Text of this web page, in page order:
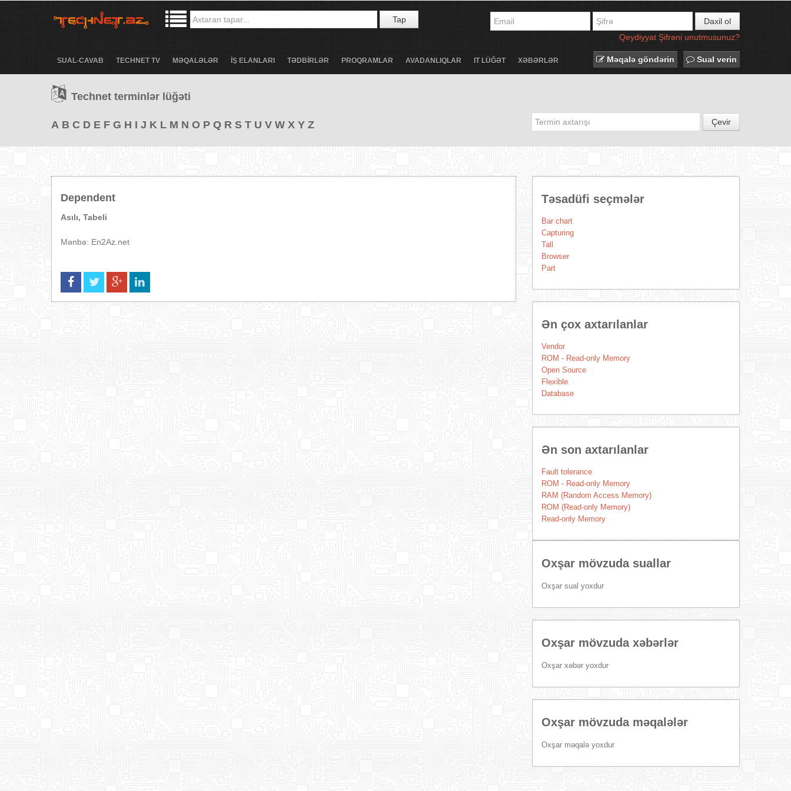
Tap
Daxil ol
Qeydiyyat Şifrəni unutmusunuz?
SUAL-CAVAB TECHNET TV MƏQALƏLƏR İŞ ELANLARI TƏDBİRLƏR PROQRAMLAR AVADANLIQLAR IT LÜĞƏT XƏBƏRLƏR Məqalə göndərin Sual verin
Technet terminlər lüğəti
A B C D E F G H I J K L M N O P Q R S T U V W X Y Z Çevir
Dependent
Asılı, Tabeli
Mənbə: En2Az.net
Təsadüfi seçmələr
Bar chart
Capturing
Tall
Browser
Part
Ən çox axtarılanlar
Vendor
ROM - Read-only Memory
Open Source
Flexible
Database
Ən son axtarılanlar
Fault tolerance
ROM - Read-only Memory
RAM (Random Access Memory)
ROM (Read-only Memory)
Read-only Memory
Oxşar mövzuda suallar
Oxşar sual yoxdur
Oxşar mövzuda xəbərlər
Oxşar xəbər yoxdur
Oxşar mövzuda məqalələr
Oxşar məqalə yoxdur